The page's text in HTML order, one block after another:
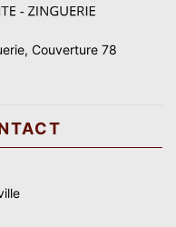
Couverture 78